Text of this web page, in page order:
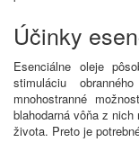
Účinky
Esenciálne oleje
stimuláciu
mnohostranné
blahodarná vôňa z
života. Preto je